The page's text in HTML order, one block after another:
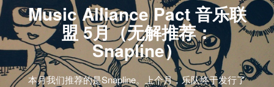
Music Alliance Pact 音乐联
盟 5月（无解推荐：
Snapline）
本月我们推荐的是Snapline。上个月，乐队终于发行了